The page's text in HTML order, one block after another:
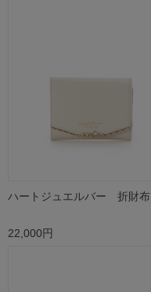
ハートジュエルバー 折財布
22,000円